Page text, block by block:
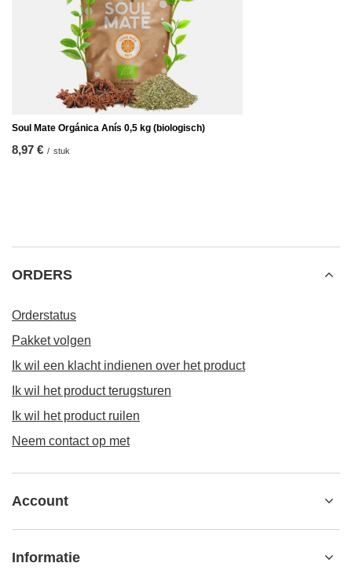
Soul Mate Orgánica Anís 0,5 kg (biologisch)
8,97 € / stuk
ORDERS
Orderstatus
Pakket volgen
Ik wil een klacht indienen over het product
Ik wil het product terugsturen
Ik wil het product ruilen
Neem contact op met
Account
Informatie